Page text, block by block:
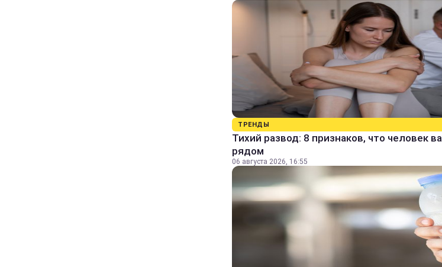
ТРЕНДЫ
Тихий развод: 8 признаков, что человек
рядом
06 августа 2026, 16:55